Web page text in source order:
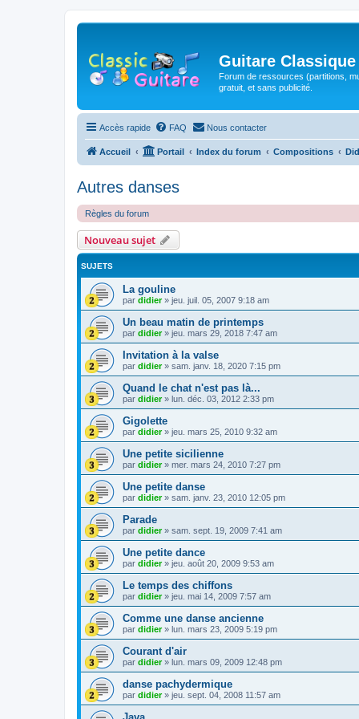
Guitare Classique
Forum de ressources (partitions,
gratuit, et sans publicité.
Accès rapide FAQ Nous contacter
Accueil Portail Index du forum Compositions
Autres danses
Règles du forum
Nouveau sujet
SUJETS
La gouline
par didier» jeu. juil. 05, 2007 9:18 am
Un beau matin de printemps
par didier» jeu. mars 29, 2018 7:47 am
Invitation à la valse
par didier» sam. janv. 18, 2020 7:15 pm
Quand le chat n'est pas là...
par didier» lun. déc. 03, 2012 2:33 pm
Gigolette
par didier» jeu. mars 25, 2010 9:32 am
Une petite sicilienne
par didier» mer. mars 24, 2010 7:27 pm
Une petite danse
par didier» sam. janv. 23, 2010 12:05 pm
Parade
par didier» sam. sept. 19, 2009 7:41 am
Une petite dance
par didier» jeu. août 20, 2009 9:53 am
Le temps des chiffons
par didier» jeu. mai 14, 2009 7:57 am
Comme une danse ancienne
par didier» lun. mars 23, 2009 5:19 pm
Courant d'air
par didier» lun. mars 09, 2009 12:48 pm
danse pachydermique
par didier» jeu. sept. 04, 2008 11:57 am